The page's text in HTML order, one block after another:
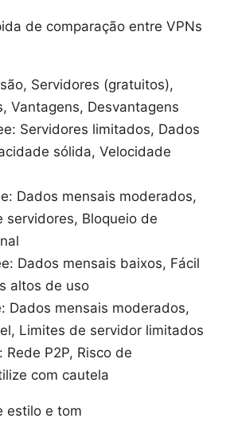
de comparação entre VPNs
Servidores (gratuitos),
Vantagens, Desvantagens
Servidores limitados, Dados
sólida, Velocidade
Dados mensais moderados,
servidores, Bloqueio de
Dados mensais baixos, Fácil
altos de uso
Dados mensais moderados,
Limites de servidor limitados
Rede P2P, Risco de
com cautela
estilo e tom